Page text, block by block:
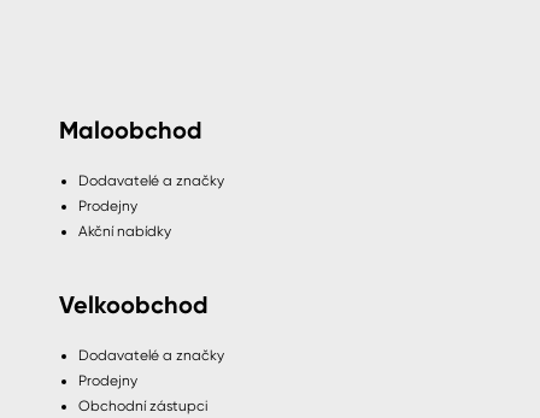
Maloobchod
Dodavatelé a značky
Prodejny
Akční nabídky
Velkoobchod
Dodavatelé a značky
Prodejny
Obchodní zástupci